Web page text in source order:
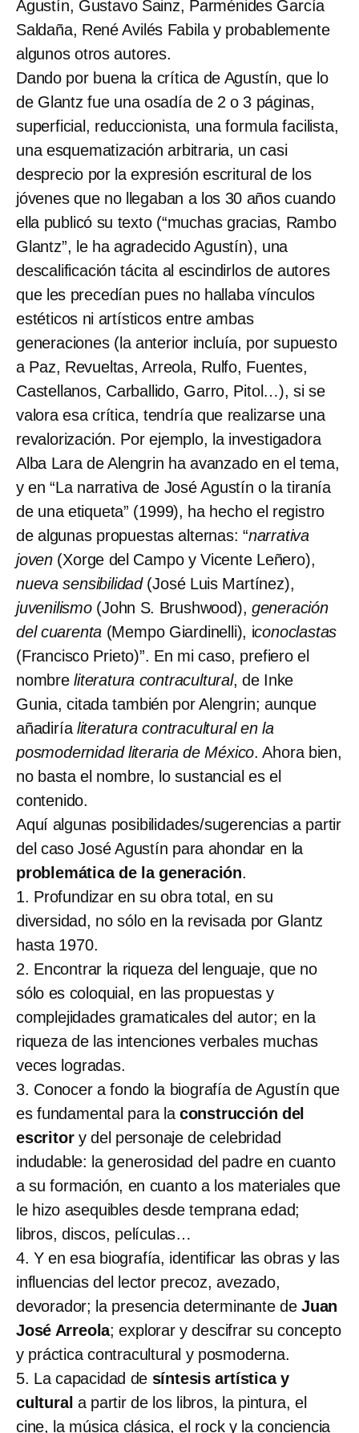
Agustín, Gustavo Sainz, Parménides García
Saldaña, René Avilés Fabila y probablemente
algunos otros autores.
Dando por buena la crítica de Agustín, que lo
de Glantz fue una osadía de 2 o 3 páginas,
superficial, reduccionista, una formula facilista,
una esquematización arbitraria, un casi
desprecio por la expresión escritural de los
jóvenes que no llegaban a los 30 años cuando
ella publicó su texto (“muchas gracias, Rambo
Glantz”, le ha agradecido Agustín), una
descalificación tácita al escindirlos de autores
que les precedían pues no hallaba vínculos
estéticos ni artísticos entre ambas
generaciones (la anterior incluía, por supuesto
a Paz, Revueltas, Arreola, Rulfo, Fuentes,
Castellanos, Carballido, Garro, Pitol…), si se
valora esa crítica, tendría que realizarse una
revalorización. Por ejemplo, la investigadora
Alba Lara de Alengrin ha avanzado en el tema,
y en “La narrativa de José Agustín o la tiranía
de una etiqueta” (1999), ha hecho el registro
de algunas propuestas alternas: “narrativa
joven (Xorge del Campo y Vicente Leñero),
nueva sensibilidad(José Luis Martínez),
juvenilismo(John S. Brushwood), generación
del cuarenta (Mempo Giardinelli), iconoclastas
(Francisco Prieto)”. En mi caso, prefiero el
nombreliteratura contracultural, de Inke
Gunia, citada también por Alengrin; aunque
añadiría literatura contracultural en la
posmodernidad literaria de México. Ahora bien,
no basta el nombre, lo sustancial es el
contenido.
Aquí algunas posibilidades/sugerencias a partir
del caso José Agustín para ahondar en la
problemática de la generación.
1. Profundizar en su obra total, en su
diversidad, no sólo en la revisada por Glantz
hasta 1970.
2. Encontrar la riqueza del lenguaje, que no
sólo es coloquial, en las propuestas y
complejidades gramaticales del autor; en la
riqueza de las intenciones verbales muchas
veces logradas.
3. Conocer a fondo la biografía de Agustín que
es fundamental para la construcción del
escritory del personaje de celebridad
indudable: la generosidad del padre en cuanto
a su formación, en cuanto a los materiales que
le hizo asequibles desde temprana edad;
libros, discos, películas…
4. Y en esa biografía, identificar las obras y las
influencias del lector precoz, avezado,
devorador; la presencia determinante de Juan
José Arreola; explorar y descifrar su concepto
y práctica contracultural y posmoderna.
5. La capacidad de síntesis artística y
cultural a partir de los libros, la pintura, el
cine, la música clásica, el rock y la conciencia